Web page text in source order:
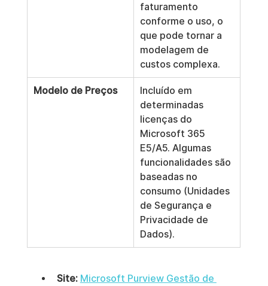
faturamento
conforme o uso, o
que pode tornar a
modelagem de
custos complexa.
Modelo de Preços
Incluído em
determinadas
licenças do
Microsoft 365
E5/A5. Algumas
funcionalidades são
baseadas no
consumo (Unidades
de Segurança e
Privacidade de
Dados).
Site: Microsoft Purview Gestão de